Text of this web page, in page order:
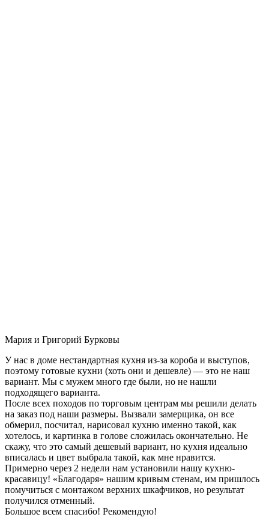
Мария и Григорий Бурковы
У нас в доме нестандартная кухня из-за короба и выступов,
поэтому готовые кухни (хоть они и дешевле) — это не наш
вариант. Мы с мужем много где были, но не нашли
подходящего варианта.
После всех походов по торговым центрам мы решили делать
на заказ под наши размеры. Вызвали замерщика, он все
обмерил, посчитал, нарисовал кухню именно такой, как
хотелось, и картинка в голове сложилась окончательно. Не
скажу, что это самый дешевый вариант, но кухня идеально
вписалась и цвет выбрала такой, как мне нравится.
Примерно через 2 недели нам установили нашу кухню-
красавицу! «Благодаря» нашим кривым стенам, им пришлось
помучиться с монтажом верхних шкафчиков, но результат
получился отменный.
Большое всем спасибо! Рекомендую!